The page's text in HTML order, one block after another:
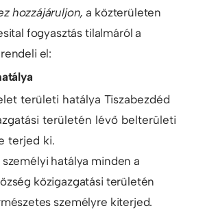
hozzájáruljon, a közterületen
fogyasztás tilalmáról a
el:
területi hatálya Tiszabezdéd
területén lévő belterületi
terjed ki.
hatálya minden a
közigazgatási területén
személyre kiterjed.